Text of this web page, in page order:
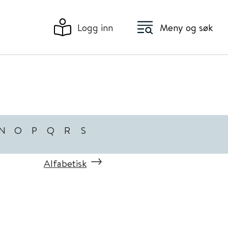
Logg inn Meny og søk
O P Q R S
Alfabetisk